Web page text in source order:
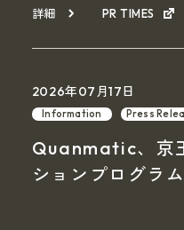
詳細 PR TIMES
2026年07月17日
Information Press
Quanmatic、京
ションプログラ